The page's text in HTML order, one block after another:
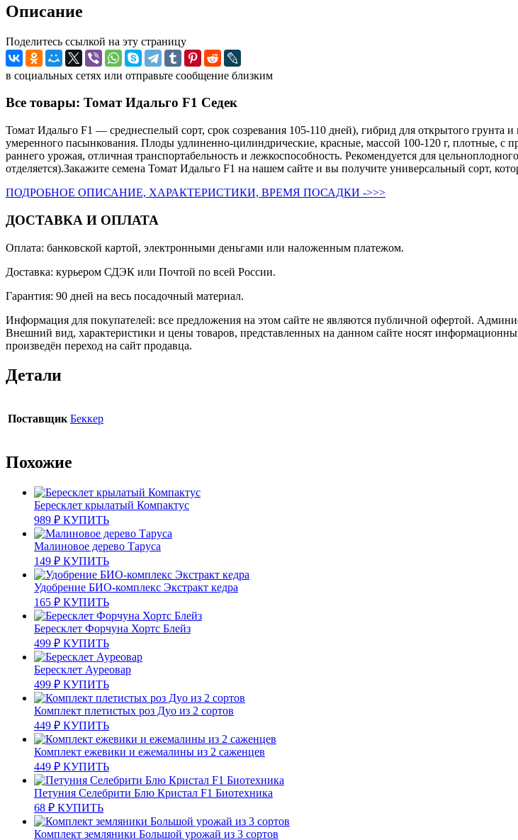
Описание
Поделитесь ссылкой на эту страницу
в социальных сетях или отправьте сообщение близким
Все товары: Томат Идальго F1 Седек
Томат Идальго F1 — среднеспелый сорт, срок созревания 105-110 дней), гибрид для открытого
умеренного пасынкования. Плоды удлиненно-цилиндрические, красные, массой 100-120 г, плотные, с
раннего урожая, отличная транспортабельность и лежкоспособность. Рекомендуется для
отделяется).Закажите семена Томат Идальго F1 на нашем сайте и вы получите универсальный сорт,
ПОДРОБНОЕ ОПИСАНИЕ, ХАРАКТЕРИСТИКИ, ВРЕМЯ ПОСАДКИ ->>>
ДОСТАВКА И ОПЛАТА
Оплата: банковской картой, электронными деньгами или наложенным платежом.
Доставка: курьером СДЭК или Почтой по всей России.
Гарантия: 90 дней на весь посадочный материал.
Информация для покупателей: все предложения на этом сайте не являются публичной офертой.
Внешний вид, характеристики и цены товаров, представленных на данном сайте носят
произведён переход на сайт продавца.
Детали
Поставщик Беккер
Похожие
Бересклет крылатый Компактус
989 ₽ КУПИТЬ
Малиновое дерево Таруса
149 ₽ КУПИТЬ
Удобрение БИО-комплекс Экстракт кедра
165 ₽ КУПИТЬ
Бересклет Форчуна Хортс Блейз
499 ₽ КУПИТЬ
Бересклет Ауреовар
499 ₽ КУПИТЬ
Комплект плетистых роз Дуо из 2 сортов
449 ₽ КУПИТЬ
Комплект ежевики и ежемалины из 2 саженцев
449 ₽ КУПИТЬ
Петуния Селебрити Блю Кристал F1 Биотехника
68 ₽ КУПИТЬ
Комплект земляники Большой урожай из 3 сортов